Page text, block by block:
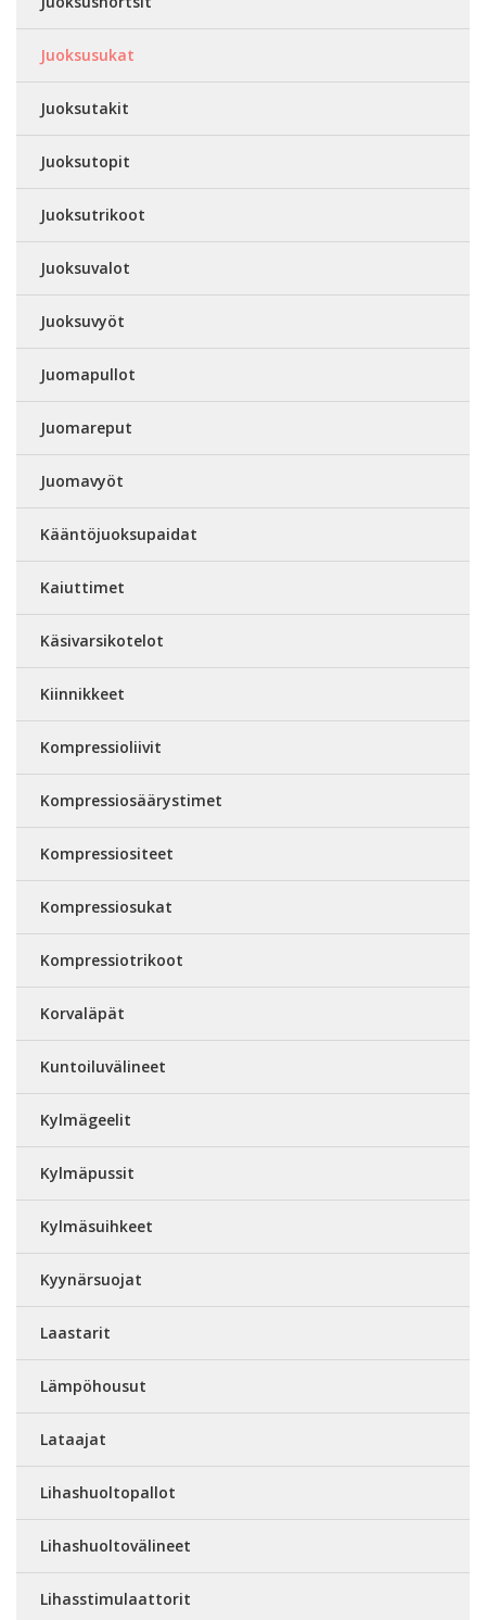
Juoksusukat
Juoksutakit
Juoksutopit
Juoksutrikoot
Juoksuvalot
Juoksuvyöt
Juomapullot
Juomareput
Juomavyöt
Kääntöjuoksupaidat
Kaiuttimet
Käsivarsikotelot
Kiinnikkeet
Kompressioliivit
Kompressiosäärystimet
Kompressiositeet
Kompressiosukat
Kompressiotrikoot
Korvaläpät
Kuntoiluvälineet
Kylmägeelit
Kylmäpussit
Kylmäsuihkeet
Kyynärsuojat
Laastarit
Lämpöhousut
Lataajat
Lihashuoltopallot
Lihashuoltovälineet
Lihasstimulaattorit